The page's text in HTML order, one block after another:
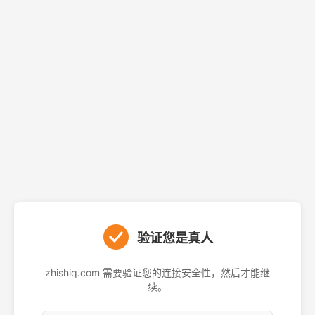
验证您是真人
zhishiq.com 需要验证您的连接安全性，然后才能继
续。